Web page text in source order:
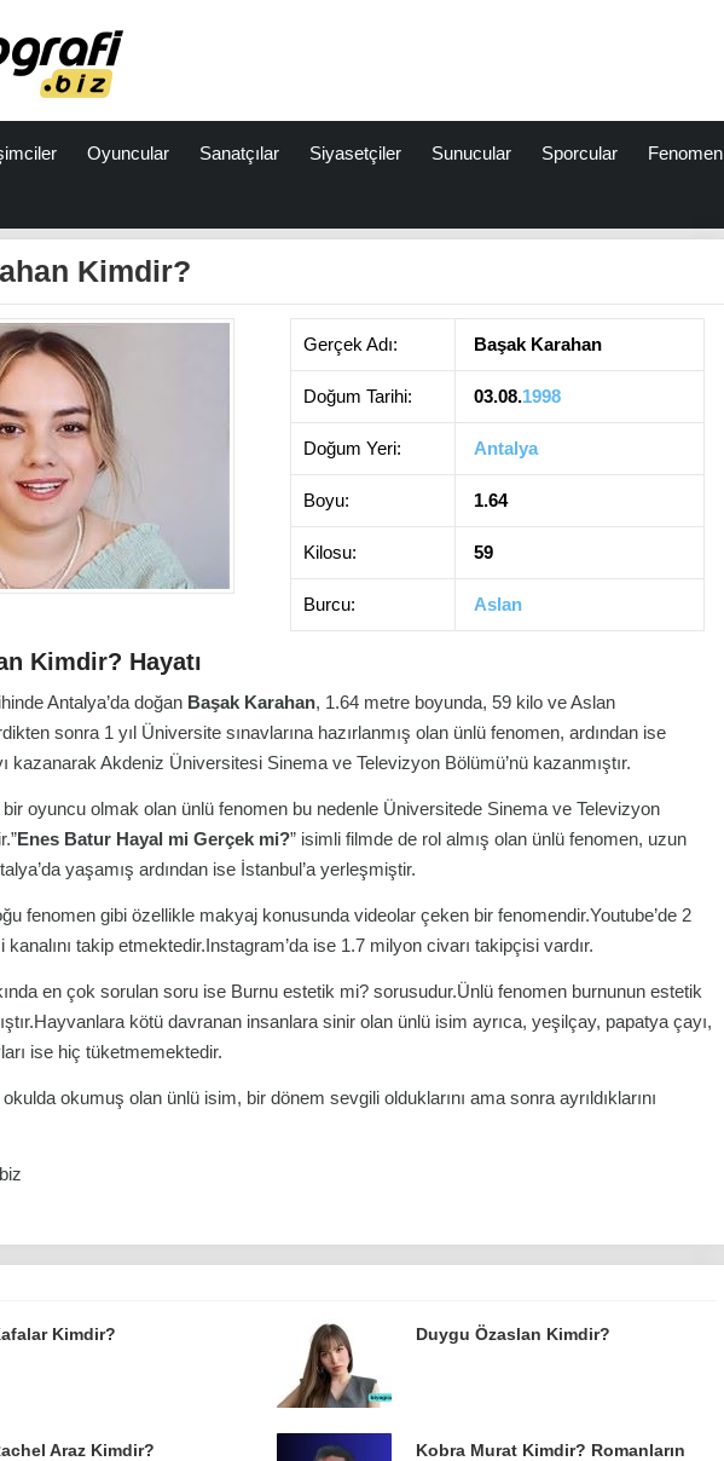
Oyuncular Sanatçılar Siyasetçiler Sunucular Sporcular Fenomen
Kimdir?
Gerçek Adı: Başak Karahan
Doğum Tarihi: 03.08.1998
Doğum Yeri: Antalya
Boyu: 1.64
Kilosu: 59
Burcu: Aslan
Kimdir? Hayatı
Antalya’da doğan Başak Karahan, 1.64 metre boyunda, 59 kilo ve Aslan
sonra 1 yıl Üniversite sınavlarına hazırlanmış olan ünlü fenomen, ardından ise
kazanarak Akdeniz Üniversitesi Sinema ve Televizyon Bölümü’nü kazanmıştır.
oyuncu olmak olan ünlü fenomen bu nedenle Üniversitede Sinema ve Televizyon
Enes Batur Hayal mi Gerçek mi?” isimli filmde de rol almış olan ünlü fenomen, uzun
yaşamış ardından ise İstanbul’a yerleşmiştir.
fenomen gibi özellikle makyaj konusunda videolar çeken bir fenomendir.Youtube’de 2
takip etmektedir.Instagram’da ise 1.7 milyon civarı takipçisi vardır.
en çok sorulan soru ise Burnu estetik mi? sorusudur.Ünlü fenomen burnunun estetik
kötü davranan insanlara sinir olan ünlü isim ayrıca, yeşilçay, papatya çayı,
ise hiç tüketmemektedir.
okumuş olan ünlü isim, bir dönem sevgili olduklarını ama sonra ayrıldıklarını
Kimdir? Duygu Özaslan Kimdir?
Araz Kimdir?
Kobra Murat Kimdir? Romanların